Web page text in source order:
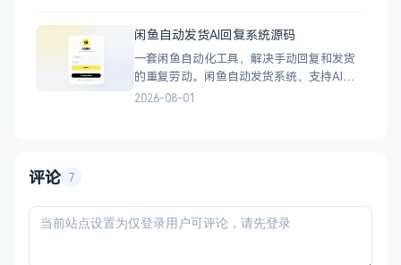
略，循序渐进挑战通关 无敌版：无失败压
力，轻松快速合成升级，纯休
闲鱼自动发货AI回复系统源码
一套闲鱼自动化工具，解决手动回复和发货
的重复劳动。闲鱼自动发货系统，支持AI智
能回复、多账号管理、订单自动处理、数据
2026-08-01
评论 7